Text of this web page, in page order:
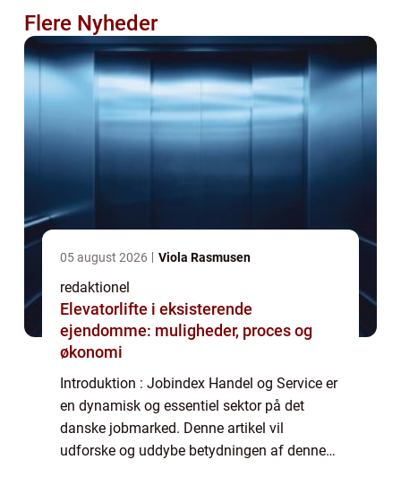
Flere Nyheder
05 august 2026 Viola Rasmusen
redaktionel
Elevatorlifte i eksisterende
ejendomme: muligheder, proces og
økonomi
Introduktion : Jobindex Handel og Service er
en dynamisk og essentiel sektor på det
danske jobmarked. Denne artikel vil
udforske og uddybe betydningen af denne